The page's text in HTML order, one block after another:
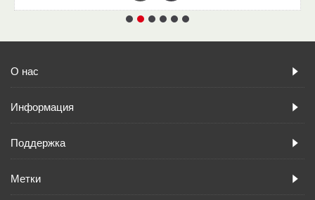
О нас
Информация
Поддержка
Метки